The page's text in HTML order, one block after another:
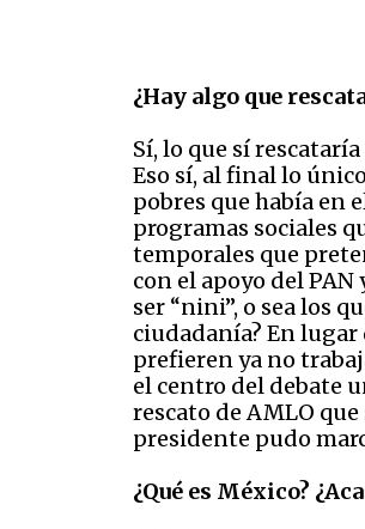
¿Hay algo que
Sí, lo que sí
Eso sí, al final lo
pobres que había en
programas sociales
temporales que
con el apoyo del
ser “nini”, o sea los
ciudadanía? En
prefieren ya no
el centro del debate
rescato de AMLO
presidente pudo
¿Qué es México?